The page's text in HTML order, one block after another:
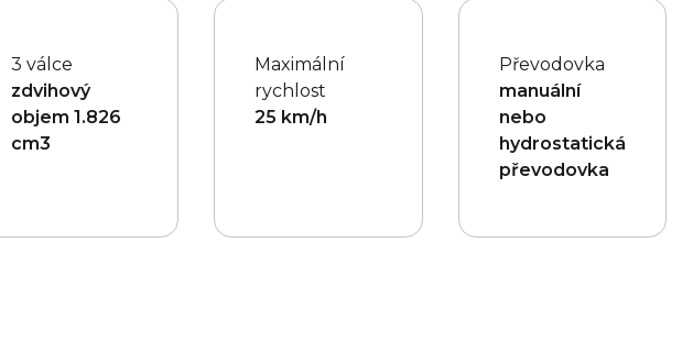
3 válce
zdvihový
objem 1.826
cm3
Maximální
rychlost
25 km/h
Převodovka
manuální
nebo
hydrostatická
převodovka